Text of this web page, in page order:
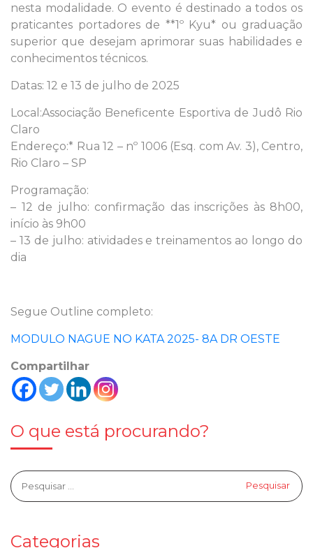
nesta modalidade. O evento é destinado a todos os
praticantes portadores de **1º Kyu* ou graduação
superior que desejam aprimorar suas habilidades e
conhecimentos técnicos.
Datas: 12 e 13 de julho de 2025
Local:Associação Beneficente Esportiva de Judô Rio
Claro
Endereço:* Rua 12 – nº 1006 (Esq. com Av. 3), Centro,
Rio Claro – SP
Programação:
– 12 de julho: confirmação das inscrições às 8h00,
início às 9h00
– 13 de julho: atividades e treinamentos ao longo do
dia
Segue Outline completo:
MODULO NAGUE NO KATA 2025- 8A DR OESTE
Compartilhar
O que está procurando?
Categorias